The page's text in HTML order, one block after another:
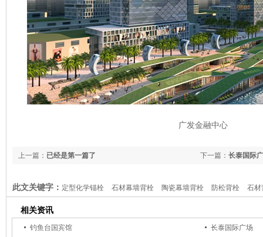
广发金融中心
下一篇： 长泰国际
上一篇： 已经是第一篇了
此文关键字： 定型化学锚栓 石材幕墙背栓 陶瓷幕墙背栓 防松背栓 石材
相关资讯
钓鱼台国宾馆 长泰国际广场